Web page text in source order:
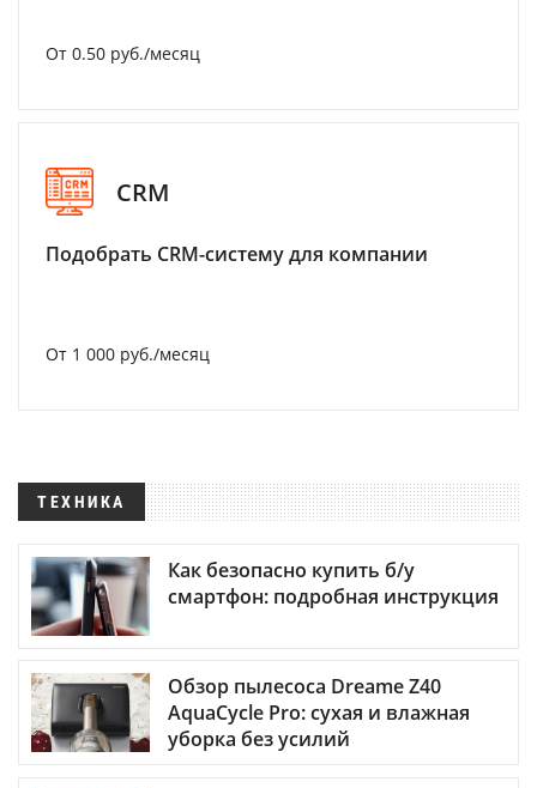
От 0.50 руб./месяц
CRM
Подобрать CRM-систему для компании
От 1 000 руб./месяц
ТЕХНИКА
Как безопасно купить б/у
смартфон: подробная инструкция
Обзор пылесоса Dreame Z40
AquaCycle Pro: сухая и влажная
уборка без усилий